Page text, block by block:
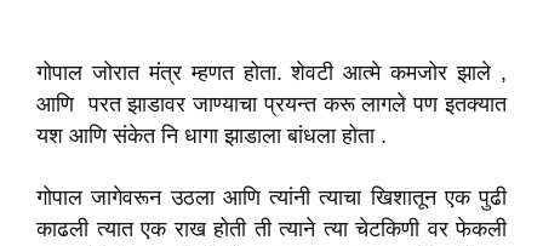
गोपाल जोरात मंत्र म्हणत होता. शेवटी आत्मे कमजोर झाले ,
आणि परत झाडावर जाण्याचा प्रयन्त करू लागले पण इतक्यात
यश आणि संकेत नि धागा झाडाला बांधला होता .
गोपाल जागेवरून उठला आणि त्यांनी त्याचा खिशातून एक पुढी
काढली त्यात एक राख होती ती त्याने त्या चेटकिणी वर फेकली